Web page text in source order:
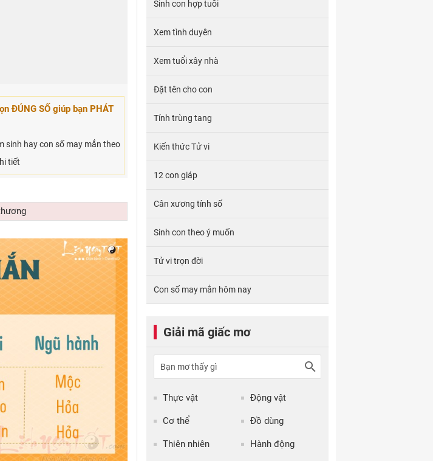
ĐÚNG SỐ giúp bạn PHÁT
sinh hay con số may mắn theo
tiết
Sinh con hợp tuổi
Xem tình duyên
Xem tuổi xây nhà
Đặt tên cho con
Tính trùng tang
Kiến thức Tử vi
12 con giáp
Cân xương tính số
Sinh con theo ý muốn
Tử vi trọn đời
Con số may mắn hôm nay
Giải mã giấc mơ
Thực vật Động vật
Cơ thể Đồ dùng
Thiên nhiên Hành động